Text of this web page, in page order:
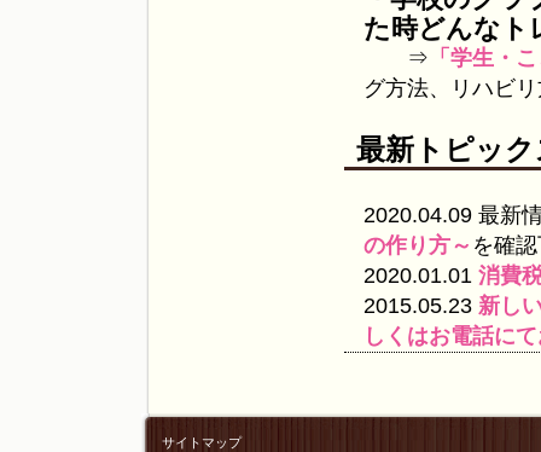
た時どんなト
⇒ 「学生・
グ方法、リハビ
最新トピッ
2020.04.09 最新
の作り方～ を確
2020.01.01 消費
2015.05.23 新し
しくはお電話に
サイトマップ